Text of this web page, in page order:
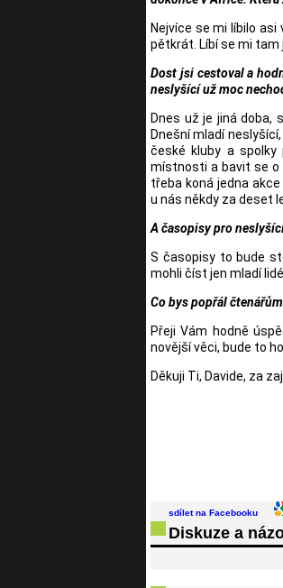
Nejvíce se mi líbilo
pětkrát. Líbí se mi tam
Dost jsi cestoval a
neslyšící už moc
Dnes už je jiná doba,
Dnešní mladí
české kluby a
místnosti a bavit se o
třeba koná jedna
u nás někdy za deset
A časopisy pro
S časopisy to bude
mohli číst jen mladí
Co bys popřál
Přeji Vám hodně
novější věci, bude to
Děkuji Ti, Davide, za
sdílet na Facebooku
Diskuze a